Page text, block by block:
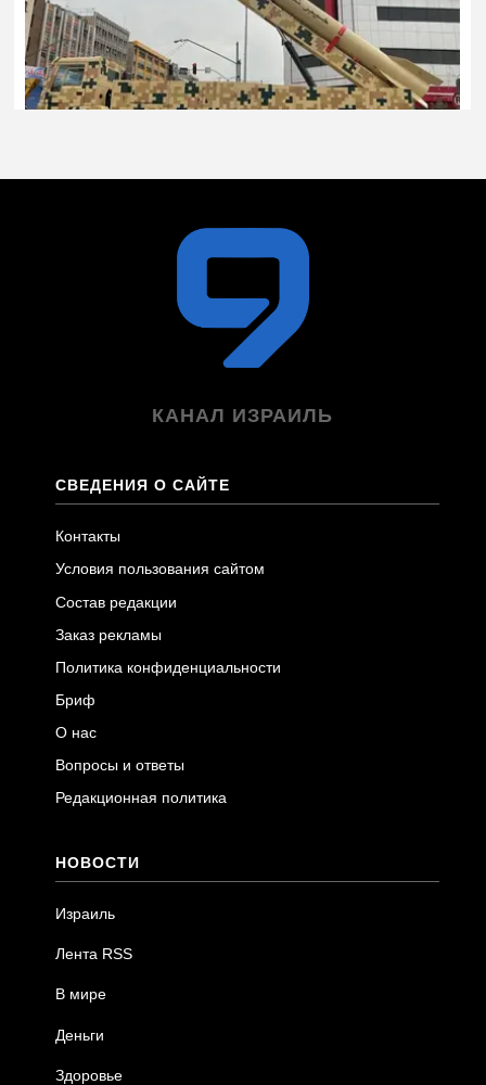
КАНАЛ ИЗРАИЛЬ
СВЕДЕНИЯ О САЙТЕ
Контакты
Условия пользования сайтом
Состав редакции
Заказ рекламы
Политика конфиденциальности
Бриф
О нас
Вопросы и ответы
Редакционная политика
НОВОСТИ
Израиль
Лента RSS
В мире
Деньги
Здоровье